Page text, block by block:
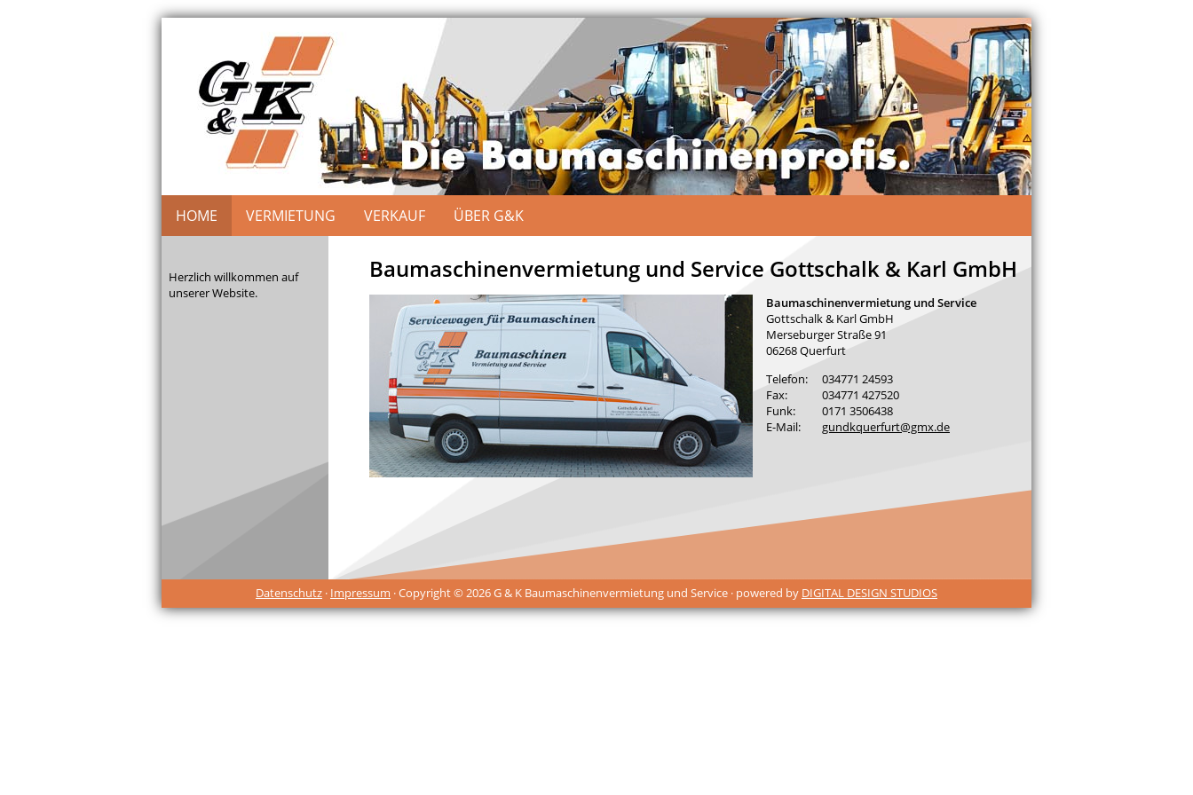
HOME VERMIETUNG VERKAUF ÜBER G&K
Herzlich willkommen auf
unserer Website.
Baumaschinenvermietung und Service Gottschalk & Karl GmbH
Baumaschinenvermietung und Service
Gottschalk & Karl GmbH
Merseburger Straße 91
06268 Querfurt
Telefon:
034771 24593
Fax:
034771 427520
Funk:
0171 3506438
E-Mail:
gundkquerfurt@gmx.de
Datenschutz · Impressum · Copyright © 2026 G & K Baumaschinenvermietung und Service · powered by DIGITAL DESIGN STUDIOS